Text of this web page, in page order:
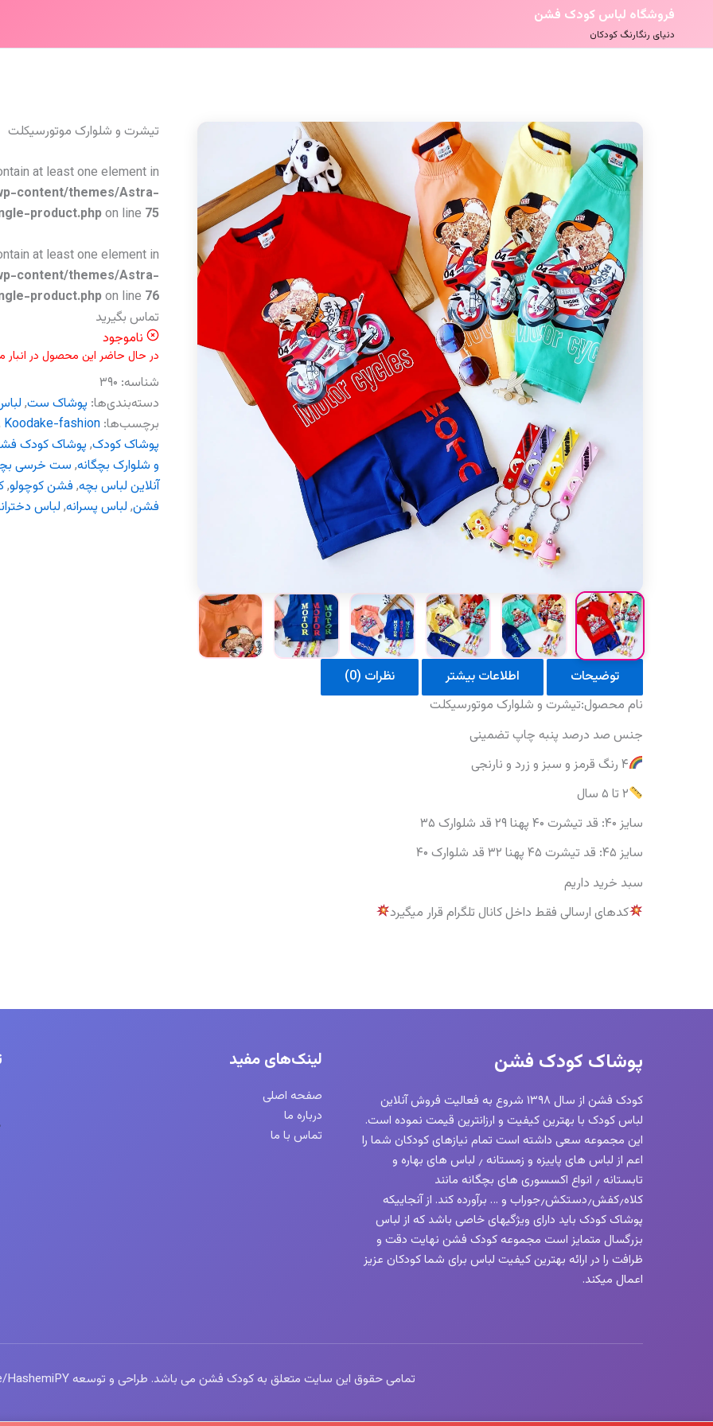
فروشگاه لباس کودک فشن
دنیای رنگارنگ کودکان
تیشرت و شلوارک موتورسیکلت
at least one element in
content/themes/Astra-
product.phpon line 75
at least one element in
content/themes/Astra-
product.phpon line 76
تماس بگیرید
ناموجود
در حال حاضر این محصول در
شناسه: ۳۹۰
دسته‌بندی‌ها: پوشاک ست,
برچسب‌ها: Koodake-fashion
پوشاک کودک,پوشاک کودک
و شلوارک بچگانه, ست خرسی
آنلاین لباس بچه, فشن کوچولو,
فشن, لباس پسرانه,لباس
توضیحات اطلاعات بیشتر
نظرات (0)
نام محصول:تیشرت و شلوارک موتورسیکلت
جنس صد درصد پنبه چاپ تضمینی
۴ رنگ قرمز و سبز و زرد و نارنجی
۲ تا ۵ سال
سایز ۴۰: قد تیشرت ۴۰ پهنا ۲۹ قد شلوارک ۳۵
سایز ۴۵: قد تیشرت ۴۵ پهنا ۳۲ قد شلوارک ۴۰
سبد خرید داریم
کدهای ارسالی فقط داخل کانال تلگرام قرار میگیرد
پوشاک کودک فشن
کودک فشن از سال ۱۳۹۸ شروع به فعالیت فروش آنلاین
لباس کودک با بهترین کیفیت و ارزانترین قیمت نموده است.
این مجموعه سعی داشته است تمام نیازهای کودکان شما را
اعم از لباس های پاییزه و زمستانه ٫ لباس های بهاره و
تابستانه ٫ انواع اکسسوری های بچگانه مانند
کلاه٫کفش٫دستکش٫جوراب و … برآورده کند. از آنجاییکه
پوشاک کودک باید دارای ویژگیهای خاصی باشد که از لباس
بزرگسال متمایز است مجموعه کودک فشن نهایت دقت و
ظرافت را در ارائه بهترین کیفیت لباس برای شما کودکان عزیز
اعمال میکند.
لینک‌های مفید
صفحه اصلی
درباره ما
تماس با ما
تمامی حقوق این سایت متعلق به کودک فشن می باشد. طراحی و توسعه https://t.me/HashemiPY